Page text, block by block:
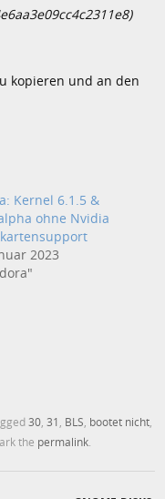
kopieren und an den
Kernel 6.1.5 &
ohne Nvidia
2023
30 ,31 BLS bootet nicht
the permalink